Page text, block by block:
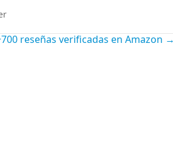
reseñas verificadas en Amazon →